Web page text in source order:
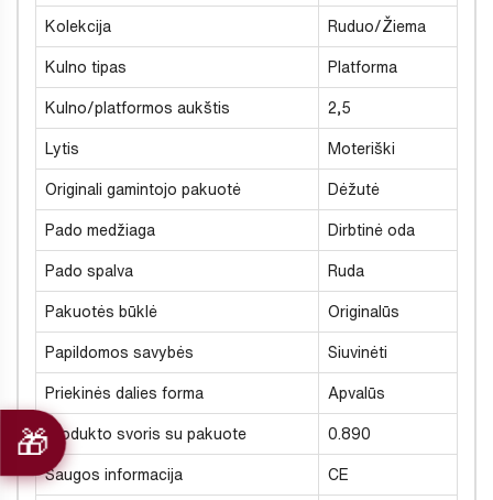
Kolekcija Ruduo/Žiema
Kulno tipas Platforma
Kulno/platformos aukštis 2,5
Lytis Moteriški
Originali gamintojo pakuotė Dėžutė
Pado medžiaga Dirbtinė oda
Pado spalva Ruda
Pakuotės būklė Originalūs
Papildomos savybės Siuvinėti
Priekinės dalies forma Apvalūs
Produkto svoris su pakuote 0.890
Saugos informacija CE